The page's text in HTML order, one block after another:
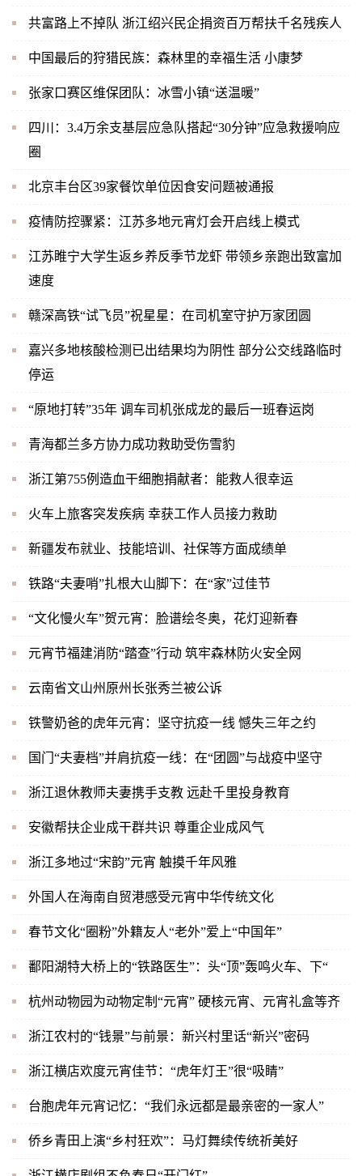
共富路上不掉队 浙江绍兴民企捐资百万帮扶千名残疾人
中国最后的狩猎民族：森林里的幸福生活 小康梦
张家口赛区维保团队：冰雪小镇“送温暖”
四川：3.4万余支基层应急队搭起“30分钟”应急救援响应
圈
北京丰台区39家餐饮单位因食安问题被通报
疫情防控骤紧：江苏多地元宵灯会开启线上模式
江苏睢宁大学生返乡养反季节龙虾 带领乡亲跑出致富加
速度
赣深高铁“试飞员”祝星星：在司机室守护万家团圆
嘉兴多地核酸检测已出结果均为阴性 部分公交线路临时
停运
“原地打转”35年 调车司机张成龙的最后一班春运岗
青海都兰多方协力成功救助受伤雪豹
浙江第755例造血干细胞捐献者：能救人很幸运
火车上旅客突发疾病 幸获工作人员接力救助
新疆发布就业、技能培训、社保等方面成绩单
铁路“夫妻哨”扎根大山脚下：在“家”过佳节
“文化慢火车”贺元宵：脸谱绘冬奥，花灯迎新春
元宵节福建消防“踏查”行动 筑牢森林防火安全网
云南省文山州原州长张秀兰被公诉
铁警奶爸的虎年元宵：坚守抗疫一线 憾失三年之约
国门“夫妻档”并肩抗疫一线：在“团圆”与战疫中坚守
浙江退休教师夫妻携手支教 远赴千里投身教育
安徽帮扶企业成干群共识 尊重企业成风气
浙江多地过“宋韵”元宵 触摸千年风雅
外国人在海南自贸港感受元宵中华传统文化
春节文化“圈粉”外籍友人“老外”爱上“中国年”
鄱阳湖特大桥上的“铁路医生”：头“顶”轰鸣火车、下“
杭州动物园为动物定制“元宵” 硬核元宵、元宵礼盒等齐
浙江农村的“钱景”与前景：新兴村里话“新兴”密码
浙江横店欢度元宵佳节：“虎年灯王”很“吸睛”
台胞虎年元宵记忆：“我们永远都是最亲密的一家人”
侨乡青田上演“乡村狂欢”：马灯舞续传统祈美好